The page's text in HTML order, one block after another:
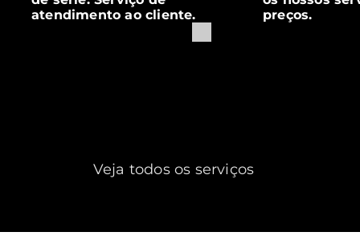
atendimento ao cliente.
preços.
Veja todos os serviços